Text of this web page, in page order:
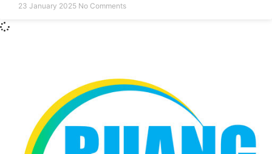
23 January 2025 No Comments